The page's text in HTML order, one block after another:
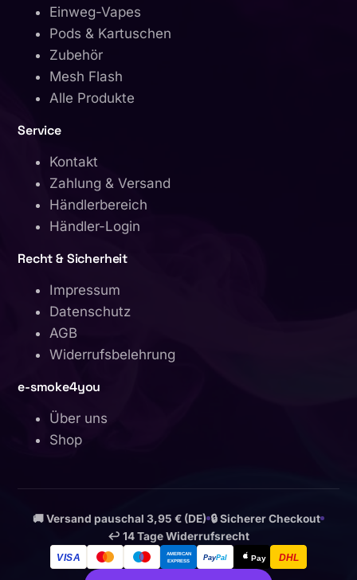
Einweg-Vapes
Pods & Kartuschen
Zubehör
Mesh Flash
Alle Produkte
Service
Kontakt
Zahlung & Versand
Händlerbereich
Händler-Login
Recht & Sicherheit
Impressum
Datenschutz
AGB
Widerrufsbelehrung
e-smoke4you
Über uns
Shop
🚚 Versand pauschal 3,95 € (DE) 🔒 Sicherer Checkout
↩︎ 14 Tage Widerrufsrecht
VISA
AMERICAN
EXPRESS
PayPal Pay DHL